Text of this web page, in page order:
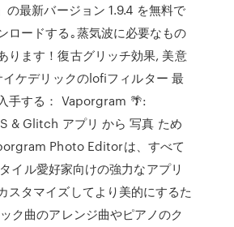
の最新バージョン 1.9.4 を無料で
ロードする｡蒸気波に必要なもの
ります！復古グリッチ効果, 美意
ケデリックのlofiフィルター 最
手する： Vaporgram 🌴:
& Glitch アプリ から 写真 ため
Photo Editorは、すべて
イル愛好家向けの強力なアプリ
スタマイズしてより美的にするた
ク曲のアレンジ曲やピアノのク